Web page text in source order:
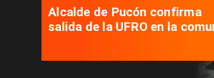
Alcalde de Pucón confirma
salida de la UFRO en la